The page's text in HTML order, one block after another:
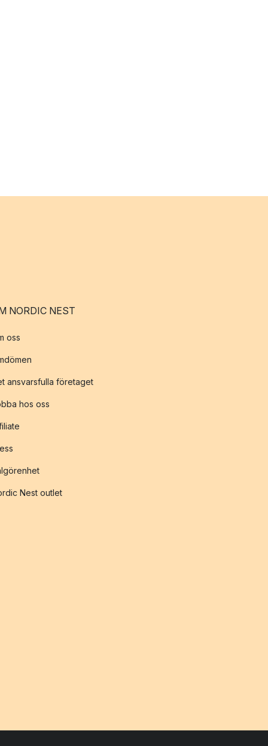
NORDIC NEST
oss
ansvarsfulla företaget
hos oss
Nest outlet